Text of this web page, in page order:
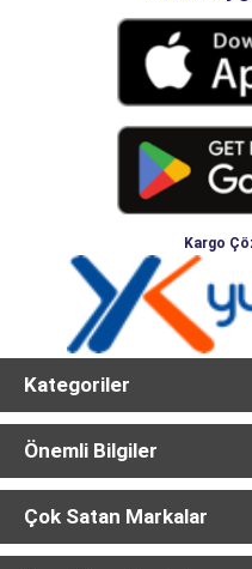
Kargo
Kategoriler
Önemli Bilgiler
Çok Satan Markalar